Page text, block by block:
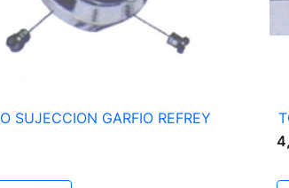
Vista rápida
SUJECCION GARFIO REFREY